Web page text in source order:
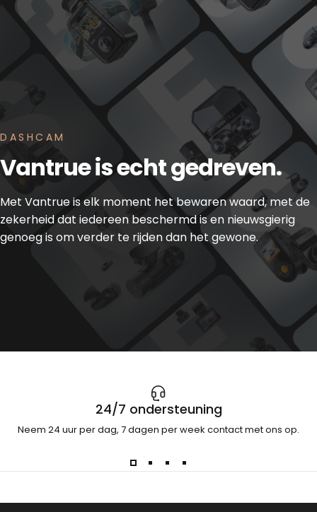
DASHCAM
Vantrue is echt gedreven.
Met Vantrue is elk moment het bewaren waard, met de
zekerheid dat iedereen beschermd is en nieuwsgierig
genoeg is om verder te rijden dan het gewone.
24/7 ondersteuning
Neem 24 uur per dag, 7 dagen per week contact met ons op.